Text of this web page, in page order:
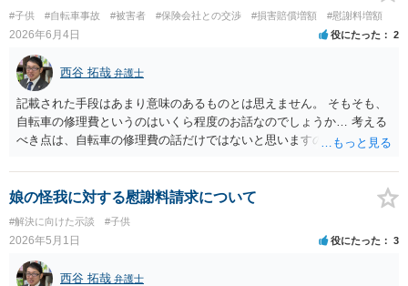
#子供 #自転車事故 #被害者 #保険会社との交渉 #損害賠償増額 #慰謝料増額
2026年6月4日 役にたった 2
西谷 拓哉 弁護士
記載された手段はあまり意味のあるものとは思えません。 そもそも、
自転車の修理費というのはいくら程度のお話なのでしょうか… 考える
べき点は、自転車の修理費の話だけではないと思いますので、 一度、
娘の怪我に対する慰謝料請求について
#解決に向けた示談 #子供
2026年5月1日 役にたった 3
西谷 拓哉 弁護士